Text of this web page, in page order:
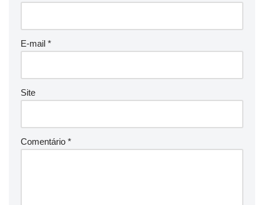
E-mail *
Site
Comentário *